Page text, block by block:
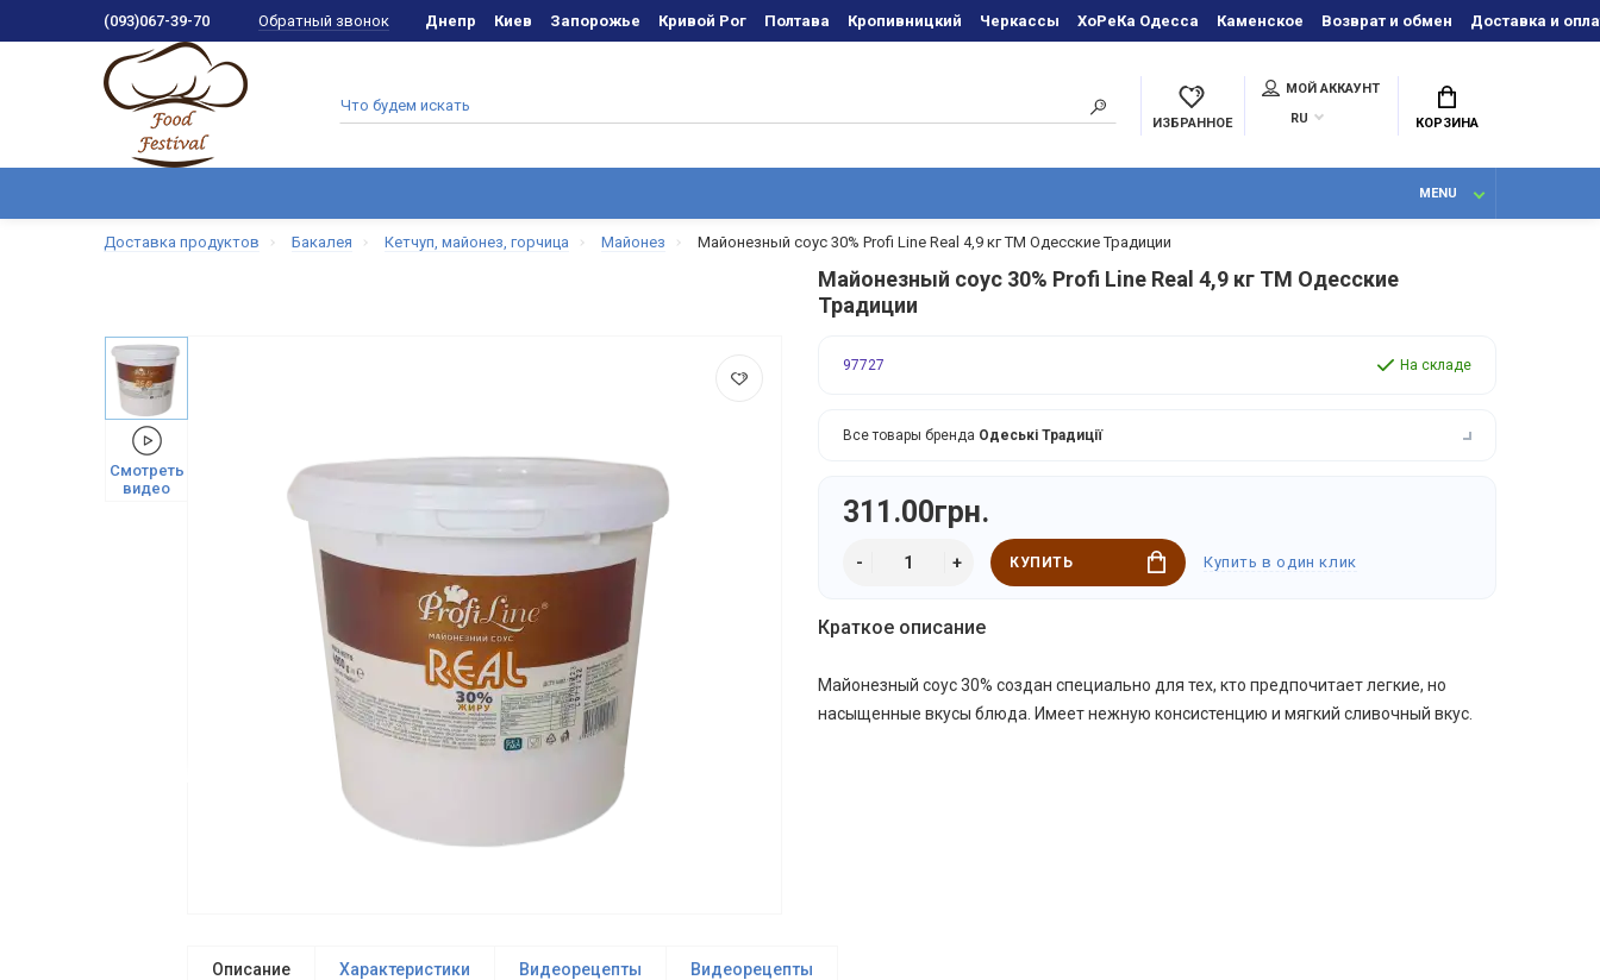
(093)067-39-70 Обратный звонок Днепр Киев Запорожье Кривой Рог Полтава Кропивницкий Черкаcсы ХоРеКа Одесса Каменское Возврат и обмен Доставка и
ИЗБРАННОЕ
МОЙ АККАУНТ
RU
КОРЗИНА
MENU
Доставка продуктов Бакалея Кетчуп, майонез, горчица Майонез Майонезный соус 30% Profi Line Real 4,9 кг ТМ Одесские Традиции
Майонезный соус 30% Profi Line Real 4,9 кг ТМ Одесские
Традиции
Смотреть
видео
97727 На складе
Все товары бренда Одеські Традиції
311.00грн.
КУПИТЬ Купить в один клик
Краткое описание
Майонезный соус 30% создан специально для тех, кто предпочитает легкие, но
насыщенные вкусы блюда. Имеет нежную консистенцию и мягкий сливочный вкус.
Описание Характеристики Видеорецепты Видеорецепты